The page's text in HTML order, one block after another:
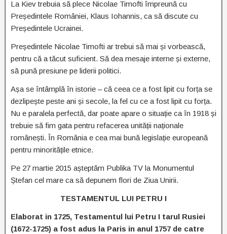
La Kiev trebuia să plece Nicolae Timofti împreună cu
Președintele României, Klaus Iohannis, ca să discute cu
Președintele Ucrainei.
Președintele Nicolae Timofti ar trebui să mai și vorbească,
pentru că a tăcut suficient. Să dea mesaje interne și externe,
să pună presiune pe liderii politici.
Așa se întâmplă în istorie – că ceea ce a fost lipit cu forța se
dezlipește peste ani și secole, la fel cu ce a fost lipit cu forța.
Nu e paralela perfectă, dar poate apare o situație ca în 1918 și
trebuie să fim gata pentru refacerea unității naționale
românești. În România e cea mai bună legislație europeană
pentru minoritățile etnice.
Pe 27 martie 2015 așteptăm Publika TV la Monumentul
Ștefan cel mare ca să depunem flori de Ziua Unirii.
TESTAMENTUL LUI PETRU I
Elaborat in 1725, Testamentul lui Petru I tarul Rusiei
(1672-1725) a fost adus la Paris in anul 1757 de catre